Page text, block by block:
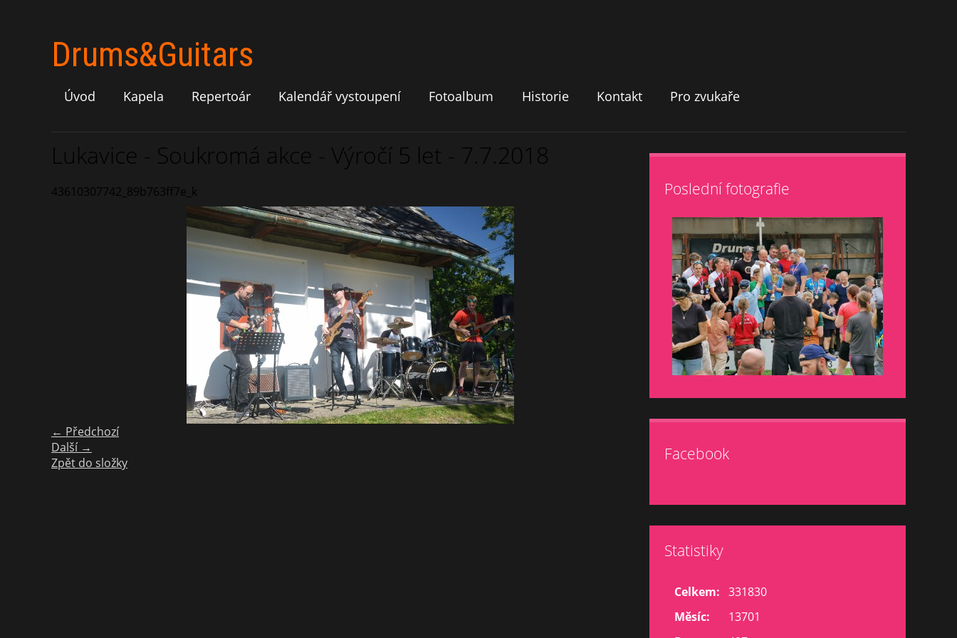
Drums&Guitars
Úvod Kapela Repertoár Kalendář vystoupení Fotoalbum Historie Kontakt Pro zvukaře
Lukavice - Soukromá akce - Výročí 5 let - 7.7.2018
43610307742_89b763ff7e_k
← Předchozí
Další →
Zpět do složky
Poslední fotografie
Facebook
Statistiky
Celkem: 331830
Měsíc:
13701